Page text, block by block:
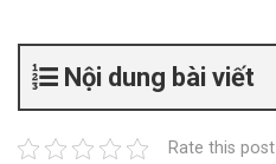
Nội dung bài viết
Rate this post